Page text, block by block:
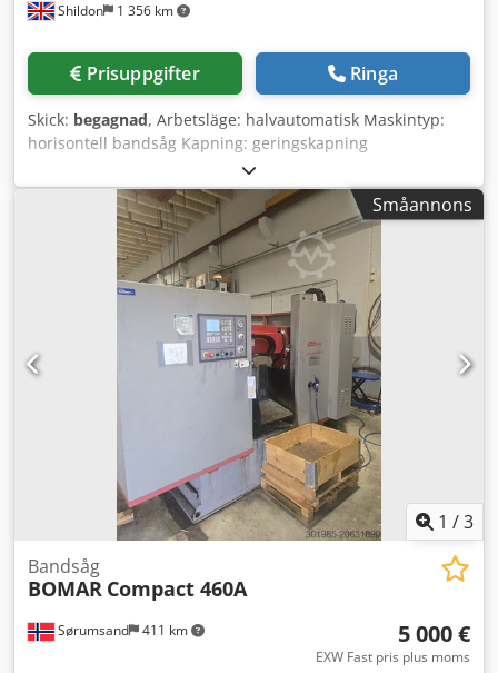
Automatisk justering av skärtrycket Delad,
sågbandet Kylvätskeanordning Spånborste Industriellt
utförande för kontinuerlig användning Skick Begagnad
Visning under drift är möjlig efter överenskommelse.
Leveransomfång Bandsåg BOMAR Proline 420.350 H 4 m
rullbanematare på inmatningssidan 4 m rullbanematare
på utmatningssidan Manuell måttanvisning
Bruksanvisning i digitalt format Tillbehör enligt visning
Visning / Frakt En visning av maskinen rekommenderas
starkt. Lastning kan underlättas efter överenskommelse.
Transport kan ordnas på begäran. Med reservation för fel,
ändringar och försäljning till annan.
Shildon 1 356 km
Prisuppgifter Ringa
Skick: begagnad, Arbetsläge: halvautomatisk Maskintyp:
horisontell bandsåg Kapning: geringskapning
Geringsområde: -60° – 60° Crjdpfoydp Udex Ahgsf
Drivning: 4 kW, 3×400 V/50 Hz Sågbandshastighet: 20–120
m/min. Sågbandmått: 6 100×41×1,3 mm Materialets
inmatningshöjd: 770 mm Kortaste restlängd: 40 mm
Minsta sågdiameter: Ø 5 mm
Småannons
1 /3
Sørumsand 411 km
Bandsåg
BOMAR Compact 460A
5 000 €
EXW Fast pris plus moms